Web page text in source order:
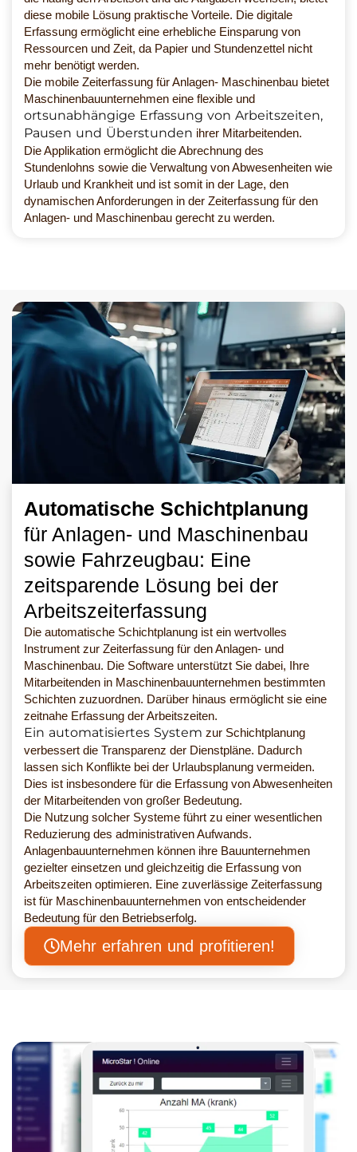
diese mobile Lösung praktische Vorteile. Die digitale
Erfassung ermöglicht eine erhebliche Einsparung von
Ressourcen und Zeit, da Papier und Stundenzettel nicht
mehr benötigt werden.
Die mobile Zeiterfassung für Anlagen- Maschinenbau bietet
Maschinenbauunternehmen eine flexible und
ortsunabhängige Erfassung von Arbeitszeiten,
Pausen und Überstunden ihrer Mitarbeitenden.
Die Applikation ermöglicht die Abrechnung des
Stundenlohns sowie die Verwaltung von Abwesenheiten wie
Urlaub und Krankheit und ist somit in der Lage, den
dynamischen Anforderungen in der Zeiterfassung für den
Anlagen- und Maschinenbau gerecht zu werden.
Automatische Schichtplanung
für Anlagen- und Maschinenbau
sowie Fahrzeugbau: Eine
zeitsparende Lösung bei der
Arbeitszeiterfassung
Die automatische Schichtplanung ist ein wertvolles
Instrument zur Zeiterfassung für den Anlagen- und
Maschinenbau. Die Software unterstützt Sie dabei, Ihre
Mitarbeitenden in Maschinenbauunternehmen bestimmten
Schichten zuzuordnen. Darüber hinaus ermöglicht sie eine
zeitnahe Erfassung der Arbeitszeiten.
Ein automatisiertes System zur Schichtplanung
verbessert die Transparenz der Dienstpläne. Dadurch
lassen sich Konflikte bei der Urlaubsplanung vermeiden.
Dies ist insbesondere für die Erfassung von Abwesenheiten
der Mitarbeitenden von großer Bedeutung.
Die Nutzung solcher Systeme führt zu einer wesentlichen
Reduzierung des administrativen Aufwands.
Anlagenbauunternehmen können ihre Bauunternehmen
gezielter einsetzen und gleichzeitig die Erfassung von
Arbeitszeiten optimieren. Eine zuverlässige Zeiterfassung
ist für Maschinenbauunternehmen von entscheidender
Bedeutung für den Betriebserfolg.
Mehr erfahren und profitieren!